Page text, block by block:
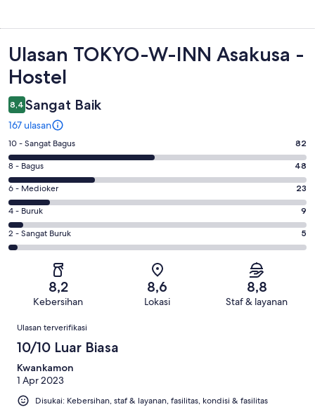
Ulasan
Ulasan TOKYO-W-INN Asakusa -
Hostel
8,4 Sangat Baik
167 ulasan
Penilaian
10
-
Sangat
Bagus.
82
dari
167
10 - Sangat Bagus 82
Penilaian
8
-
Bagus.
48
dari
8 - Bagus 48
Penilaian
6
-
Medioker.
23
6 - Medioker 23
Penilaian
4
-
4 - Buruk 9
Penilaian
2
dari
ulasan
2 - Sangat Buruk 5
8,2
Kebersihan
8,6
Lokasi
8,8
Staf & layanan
Ulasan
Ulasan terverifikasi
10/10 Luar Biasa
Kwankamon
1 Apr 2023
Disukai: Kebersihan, staf & layanan, fasilitas, kondisi & fasilitas